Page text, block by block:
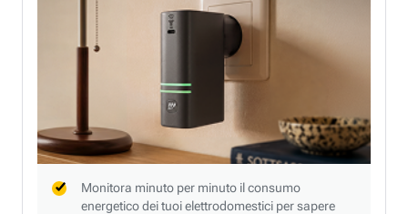
Monitora minuto per minuto il consumo
energetico dei tuoi elettrodomestici per sapere